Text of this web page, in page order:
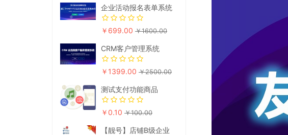
企业活动报名表单系统
￥699.00 ￥1600.00
CRM客户管理系统
￥1399.00 ￥2500.00
测试支付功能商品
￥0.10 ￥100.00
【靓号】店铺B级企业